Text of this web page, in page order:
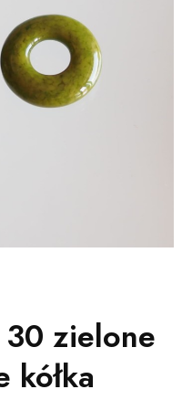
zielone
kółka